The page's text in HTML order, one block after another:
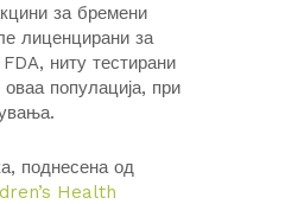
за бремени
лиценцирани за
ниту тестирани
оваа популација, при
поднесена од
Health